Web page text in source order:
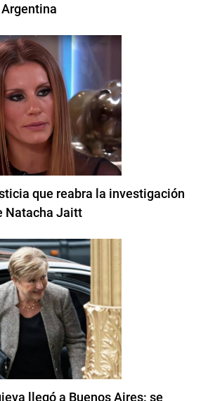
que reabra la investigación
Natacha Jaitt
llegó a Buenos Aires: se